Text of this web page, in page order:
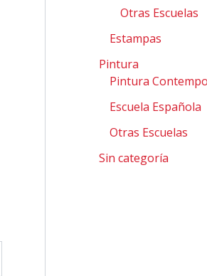
Otras Escuelas
Estampas
Pintura
Pintura
Escuela Española
Otras Escuelas
Sin categoría